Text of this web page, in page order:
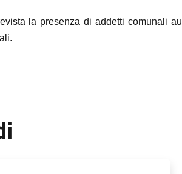
la presenza di addetti comunali